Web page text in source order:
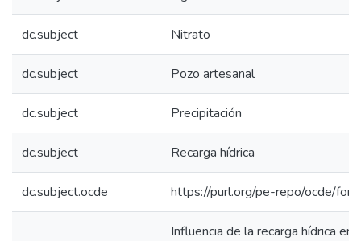
dc.subject Nitrato
dc.subject Pozo artesanal
dc.subject Precipitación
dc.subject Recarga hídrica
dc.subject.ocde https://purl.org/pe-repo/ocde/
Influencia de la recarga hídrica en